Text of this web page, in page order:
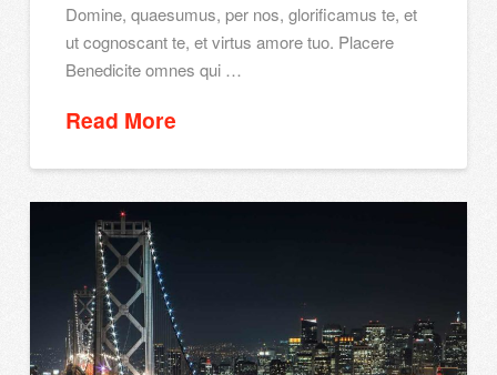
Domine, quaesumus, per nos, glorificamus te, et
ut cognoscant te, et virtus amore tuo. Placere
Benedicite omnes qui …
Read More